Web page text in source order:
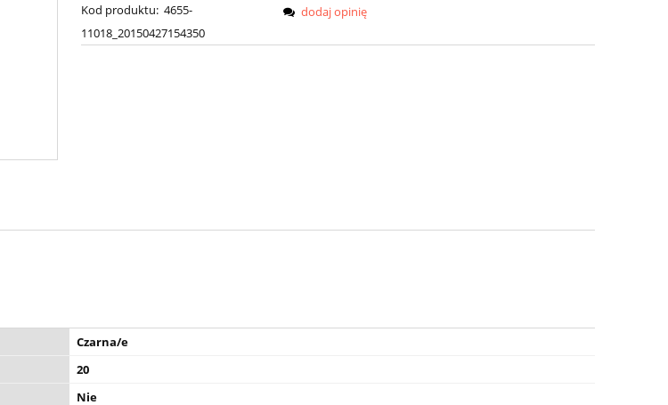
Kod produktu: 4655-
11018_20150427154350
dodaj opinię
Czarna/e
20
Nie